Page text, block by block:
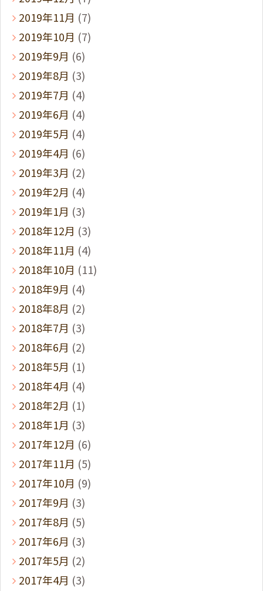
2019年11月 (7)
2019年10月 (7)
2019年9月 (6)
2019年8月 (3)
2019年7月 (4)
2019年6月 (4)
2019年5月 (4)
2019年4月 (6)
2019年3月 (2)
2019年2月 (4)
2019年1月 (3)
2018年12月 (3)
2018年11月 (4)
2018年10月 (11)
2018年9月 (4)
2018年8月 (2)
2018年7月 (3)
2018年6月 (2)
2018年5月 (1)
2018年4月 (4)
2018年2月 (1)
2018年1月 (3)
2017年12月 (6)
2017年11月 (5)
2017年10月 (9)
2017年9月 (3)
2017年8月 (5)
2017年6月 (3)
2017年5月 (2)
2017年4月 (3)